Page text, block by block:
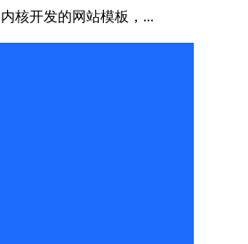
核开发的网站模板，...